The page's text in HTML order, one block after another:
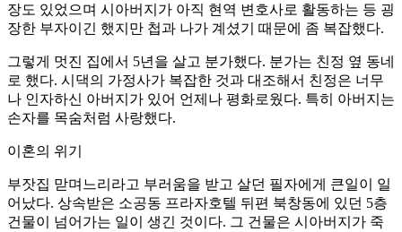
장도 있었으며 시아버지가 아직 현역 변호사로 활동하는 등 굉
장한 부자이긴 했지만 첩과 나가 계셨기 때문에 좀 복잡했다.
그렇게 멋진 집에서 5년을 살고 분가했다. 분가는 친정 옆 동네
로 했다. 시댁의 가정사가 복잡한 것과 대조해서 친정은 너무
나 인자하신 아버지가 있어 언제나 평화로웠다. 특히 아버지는
손자를 목숨처럼 사랑했다.
이혼의 위기
부잣집 맏며느리라고 부러움을 받고 살던 필자에게 큰일이 일
어났다. 상속받은 소공동 프라자호텔 뒤편 북창동에 있던 5층
건물이 넘어가는 일이 생긴 것이다. 그 건물은 시아버지가 죽